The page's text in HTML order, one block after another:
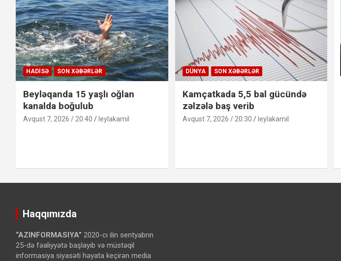
HADISƏ SON XƏBƏRLƏR
Beyləqanda 15 yaşlı oğlan
kanalda boğulub
Avqust 7, 2026 / 20:40 leylakamil
DÜNYA SON XƏBƏRLƏR
Kamçatkada 5,5 bal gücündə
zəlzələ baş verib
Avqust 7, 2026 / 20:30 leylakamil
Haqqımızda
“AZINFORMASIYA” 2020-cı ilin sentyabrın
25-də fəaliyyətə başlayıb və müstəqil
informasiya siyasəti həyata keçirən media